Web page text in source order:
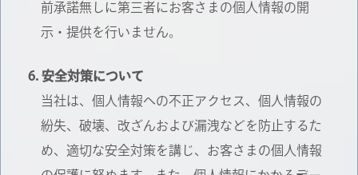
前承諾無しに第三者にお客さまの個人情報の開
示・提供を行いません。
安全対策について
当社は、個人情報への不正アクセス、個人情報の
紛失、破壊、改ざんおよび漏洩などを防止するた
め、適切な安全対策を講じ、お客さまの個人情報